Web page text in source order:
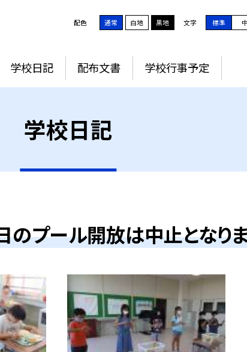
配色 通常 白地 黒地 文字 標準 中
学校日記 配布文書 学校行事予定
学校日記
のプール開放は中止となりま